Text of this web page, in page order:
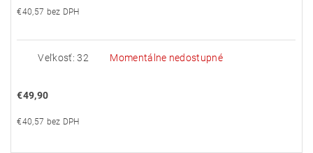
€40,57 bez DPH
Veľkosť: 32 Momentálne nedostupné
€49,90
€40,57 bez DPH